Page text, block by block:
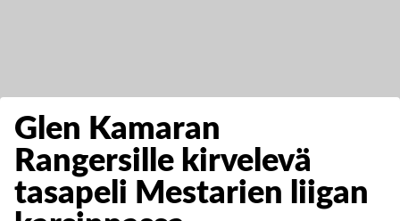
Glen Kamaran
Rangersille kirvelevä
tasapeli Mestarien liigan